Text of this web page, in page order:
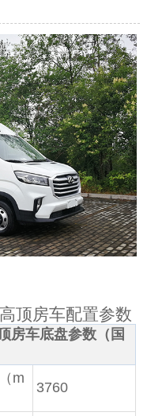
顶房车配置参数
房车底盘参数（国
m
3760